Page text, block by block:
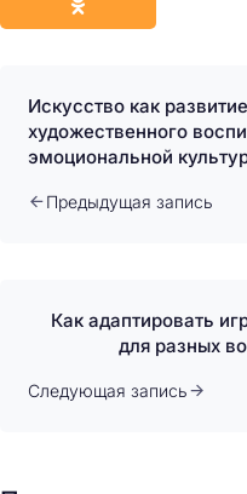
Искусство как
художественного
эмоциональной
Предыдущая запись
Как адаптировать
для разных
Следующая запись